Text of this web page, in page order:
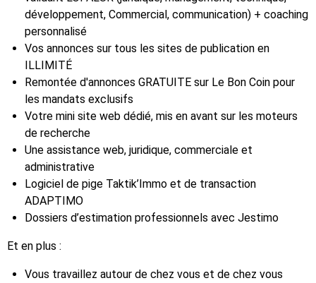
développement, Commercial, communication) + coaching
personnalisé
Vos annonces sur tous les sites de publication en
ILLIMITÉ
Remontée d'annonces GRATUITE sur Le Bon Coin pour
les mandats exclusifs
Votre mini site web dédié, mis en avant sur les moteurs
de recherche
Une assistance web, juridique, commerciale et
administrative
Logiciel de pige Taktik’Immo et de transaction
ADAPTIMO
Dossiers d’estimation professionnels avec Jestimo
Et en plus :
Vous travaillez autour de chez vous et de chez vous